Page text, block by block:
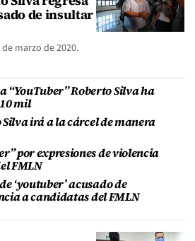
de insultar
marzo de 2020.
“YouTuber” Roberto Silva ha
mil
Silva irá a la cárcel de manera
por expresiones de violencia
FMLN
‘youtuber’ acusado de
a candidatas del FMLN